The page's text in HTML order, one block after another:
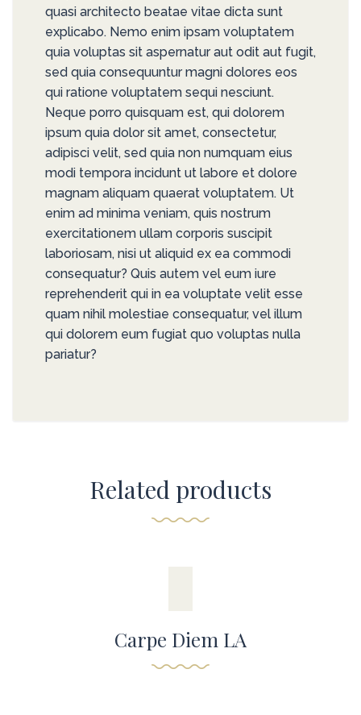
quasi architecto beatae vitae dicta sunt
explicabo. Nemo enim ipsam voluptatem
quia voluptas sit aspernatur aut odit aut fugit,
sed quia consequuntur magni dolores eos
qui ratione voluptatem sequi nesciunt.
Neque porro quisquam est, qui dolorem
ipsum quia dolor sit amet, consectetur,
adipisci velit, sed quia non numquam eius
modi tempora incidunt ut labore et dolore
magnam aliquam quaerat voluptatem. Ut
enim ad minima veniam, quis nostrum
exercitationem ullam corporis suscipit
laboriosam, nisi ut aliquid ex ea commodi
consequatur? Quis autem vel eum iure
reprehenderit qui in ea voluptate velit esse
quam nihil molestiae consequatur, vel illum
qui dolorem eum fugiat quo voluptas nulla
pariatur?
Related products
Carpe Diem LA